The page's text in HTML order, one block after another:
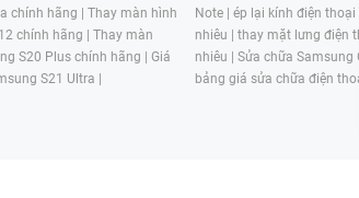
chính hãng | Thay màn hình
chính hãng | Thay màn
S20 Plus chính hãng | Giá
S21 Ultra |
Note | ép lại kính điện thoại
nhiêu | thay mặt lưng điện
nhiêu | Sửa chữa Samsung
bảng giá sửa chữa điện